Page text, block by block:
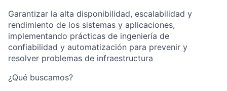
Garantizar la alta disponibilidad, escalabilidad y
rendimiento de los sistemas y aplicaciones,
implementando prácticas de ingeniería de
confiabilidad y automatización para prevenir y
resolver problemas de infraestructura
¿Qué buscamos?